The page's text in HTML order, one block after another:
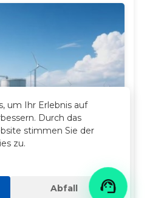
um Ihr Erlebnis auf
Durch das
stimmen Sie der
zu.
Abfall 